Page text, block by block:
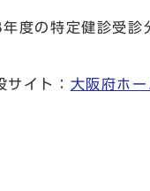
度の特定健診受診
サイト： 大阪府ホ